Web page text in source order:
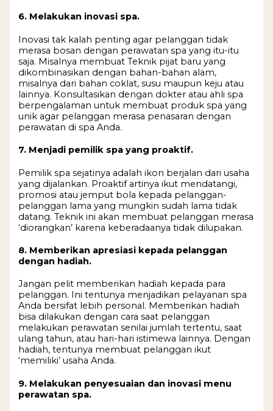
6. Melakukan inovasi spa.
Inovasi tak kalah penting agar pelanggan tidak
merasa bosan dengan perawatan spa yang itu-itu
saja. Misalnya membuat Teknik pijat baru yang
dikombinasikan dengan bahan-bahan alam,
misalnya dari bahan coklat, susu maupun keju atau
lainnya. Konsultasikan dengan dokter atau ahli spa
berpengalaman untuk membuat produk spa yang
unik agar pelanggan merasa penasaran dengan
perawatan di spa Anda.
7. Menjadi pemilik spa yang proaktif.
Pemilik spa sejatinya adalah ikon berjalan dari usaha
yang dijalankan. Proaktif artinya ikut mendatangi,
promosi atau jemput bola kepada pelanggan-
pelanggan lama yang mungkin sudah lama tidak
datang. Teknik ini akan membuat pelanggan merasa
‘diorangkan’ karena keberadaanya tidak dilupakan.
8. Memberikan apresiasi kepada pelanggan
dengan hadiah.
Jangan pelit memberikan hadiah kepada para
pelanggan. Ini tentunya menjadikan pelayanan spa
Anda bersifat lebih personal. Memberikan hadiah
bisa dilakukan dengan cara saat pelanggan
melakukan perawatan senilai jumlah tertentu, saat
ulang tahun, atau hari-hari istimewa lainnya. Dengan
hadiah, tentunya membuat pelanggan ikut
‘memiliki’ usaha Anda.
9. Melakukan penyesuaian dan inovasi menu
perawatan spa.